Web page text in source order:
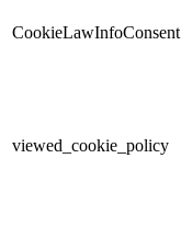
CookieLawInfoConsent
viewed_cookie_policy